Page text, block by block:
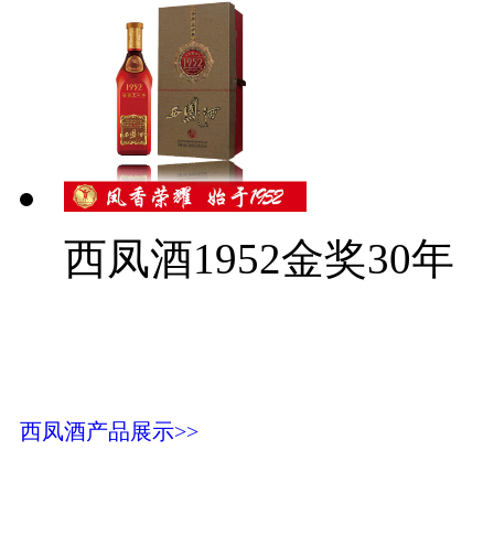
西凤酒1952金奖30年
西凤酒产品展示>>